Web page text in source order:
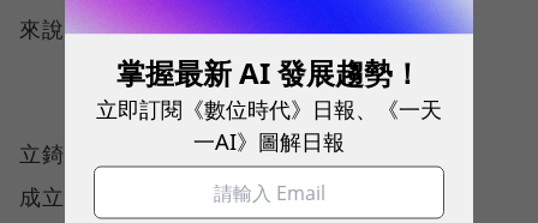
來說，都將是一次重要的里程碑。
立錡小檔案
成立時間：1998年
掌握最新 AI 發展趨勢！
立即訂閱《數位時代》日報、《一天
一AI》圖解日報